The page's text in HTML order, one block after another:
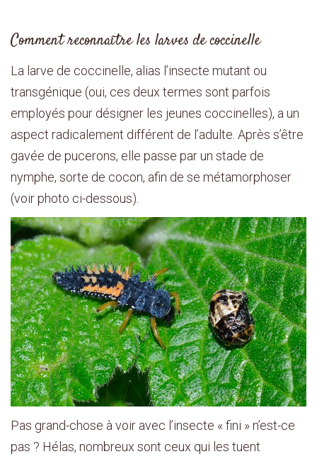
Comment reconnaître les larves de coccinelle
La larve de coccinelle, alias l’insecte mutant ou
transgénique (oui, ces deux termes sont parfois
employés pour désigner les jeunes coccinelles), a un
aspect radicalement différent de l’adulte. Après s’être
gavée de pucerons, elle passe par un stade de
nymphe, sorte de cocon, afin de se métamorphoser
(voir photo ci-dessous).
Pas grand-chose à voir avec l’insecte « fini » n’est-ce
pas ? Hélas, nombreux sont ceux qui les tuent